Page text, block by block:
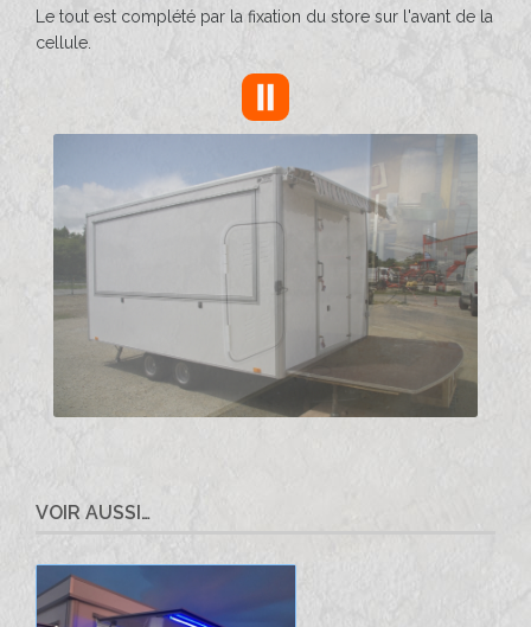
Le tout est complété par la fixation du store sur l'avant de la
cellule.
VOIR AUSSI…